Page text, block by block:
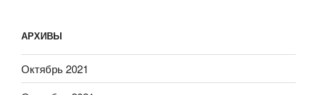
АРХИВЫ
Октябрь 2021